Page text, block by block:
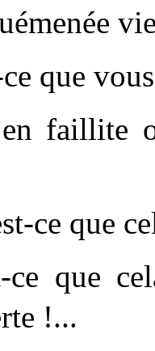
que
faillite
ce que
ce que
!...